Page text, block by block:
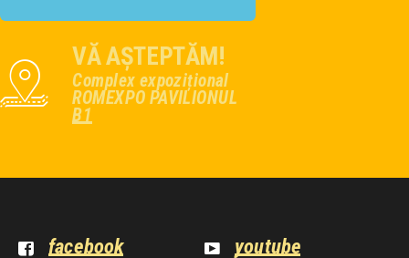
VĂ AȘTEPTĂM!
Complex expozițional
ROMEXPO PAVILIONUL
B1
facebook
youtube